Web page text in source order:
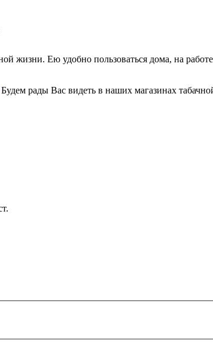
жизни. Ею удобно пользоваться дома, на
Будем рады Вас видеть в наших магазинах